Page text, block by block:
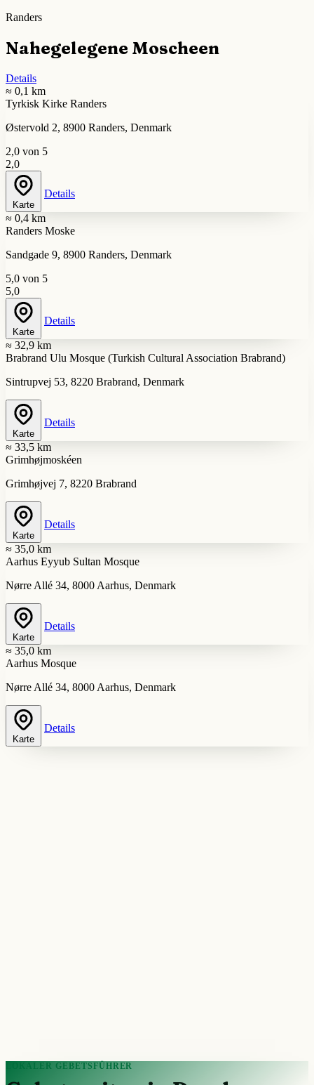
Randers
Nahegelegene Moscheen
Details
≈ 0,1 km
Tyrkisk Kirke Randers
Østervold 2, 8900 Randers, Denmark
2,0 von 5
2,0
Karte
Details
≈ 0,4 km
Randers Moske
Sandgade 9, 8900 Randers, Denmark
5,0 von 5
5,0
Karte
Details
≈ 32,9 km
Brabrand Ulu Mosque (Turkish Cultural Association Brabrand)
Sintrupvej 53, 8220 Brabrand, Denmark
Karte
Details
≈ 33,5 km
Grimhøjmoskéen
Grimhøjvej 7, 8220 Brabrand
Karte
Details
≈ 35,0 km
Aarhus Eyyub Sultan Mosque
Nørre Allé 34, 8000 Aarhus, Denmark
Karte
Details
≈ 35,0 km
Aarhus Mosque
Nørre Allé 34, 8000 Aarhus, Denmark
Karte
Details
LOKALER GEBETSFÜHRER